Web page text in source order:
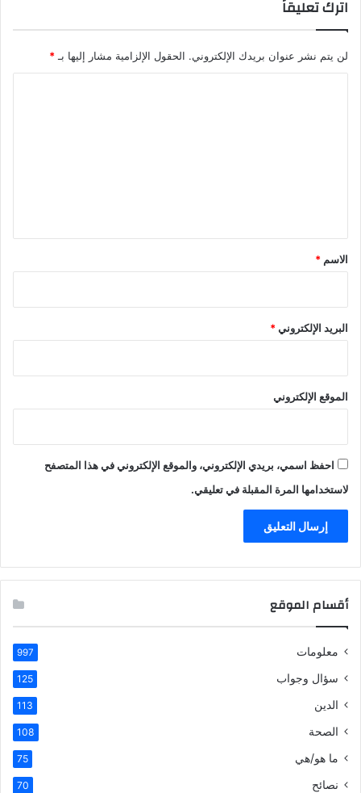
اترك تعليقاً
لن يتم نشر عنوان بريدك الإلكتروني. الحقول الإلزامية مشار إليها بـ *
*
الاسم *
البريد الإلكتروني*
الموقع الإلكتروني
احفظ اسمي، بريدي الإلكتروني، والموقع الإلكتروني في هذا المتصفح
لاستخدامها المرة المقبلة في تعليقي.
أقسام الموقع
معلومات 997
سؤال وجواب 125
الدين 113
الصحة 108
ما هو/هي 75
نصائح 70